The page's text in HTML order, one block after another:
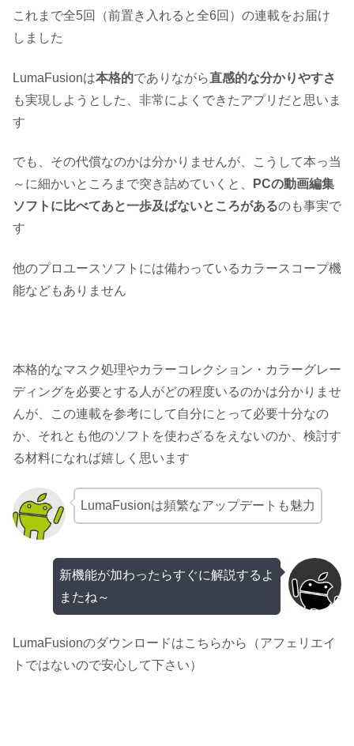
これまで全5回（前置き入れると全6回）の連載をお届け
しました
LumaFusionは本格的でありながら直感的な分かりやすさ
も実現しようとした、非常によくできたアプリだと思いま
す
でも、その代償なのかは分かりませんが、こうして本っ当
～に細かいところまで突き詰めていくと、
PCの動画編集
ソフトに比べてあと一歩及ばないところがあるのも事実で
す
他のプロユースソフトには備わっているカラースコープ機
能などもありません
本格的なマスク処理やカラーコレクション・カラーグレー
ディングを必要とする人がどの程度いるのかは分かりませ
んが、この連載を参考にして自分にとって必要十分なの
か、それとも他のソフトを使わざるをえないのか、検討す
る材料になれば嬉しく思います
LumaFusionは頻繁なアップデートも魅力
新機能が加わったらすぐに解説するよ
またね～
LumaFusionのダウンロードはこちらから（アフェリエイ
トではないので安心して下さい）